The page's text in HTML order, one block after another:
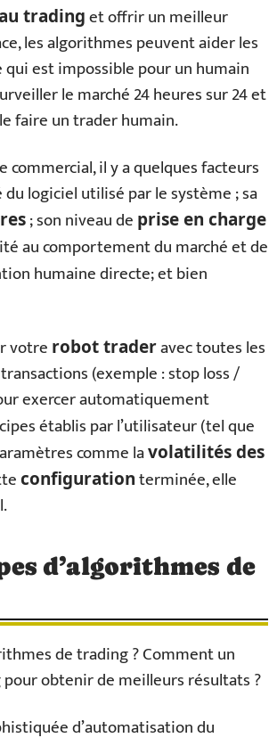
tradinget offrir un meilleur
les algorithmes peuvent aider les
est impossible pour un humain
le marché 24 heures sur 24 et
faire un trader humain.
il y a quelques facteurs
logiciel utilisé par le système ; sa
; son niveau de prise en charge
au comportement du marché et de
humaine directe; et bien
votre robot traderavec toutes les
(exemple : stop loss /
exercer automatiquement
établis par l’utilisateur (tel que
comme lavolatilités des
configurationterminée, elle
d’algorithmes de
de trading ? Comment un
obtenir de meilleurs résultats ?
d’automatisation du